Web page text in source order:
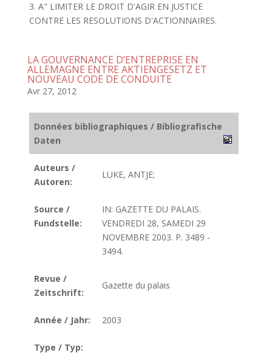
3. A" LIMITER LE DROIT D'AGIR EN JUSTICE
CONTRE LES RESOLUTIONS D'ACTIONNAIRES.
LA GOUVERNANCE D’ENTREPRISE EN
ALLEMAGNE ENTRE AKTIENGESETZ ET
NOUVEAU CODE DE CONDUITE
Avr 27, 2012
Données bibliographiques / Bibliografische
Daten
Auteurs /
Autoren:
LUKE, ANTJE;
Source /
Fundstelle:
IN: GAZETTE DU PALAIS.
VENDREDI 28, SAMEDI 29
NOVEMBRE 2003. P. 3489 -
3494.
Revue /
Zeitschrift:
Gazette du palais
Année / Jahr: 2003
Type / Typ: